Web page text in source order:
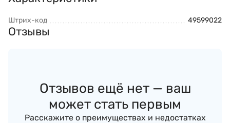
Штрих-код 49599022
Отзывы
Отзывов ещё нет — ваш
может стать первым
Расскажите о преимуществах и недостатках